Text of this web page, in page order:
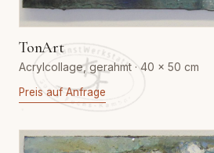
TonArt
Acrylcollage, gerahmt · 40 × 50 cm
Preis auf Anfrage